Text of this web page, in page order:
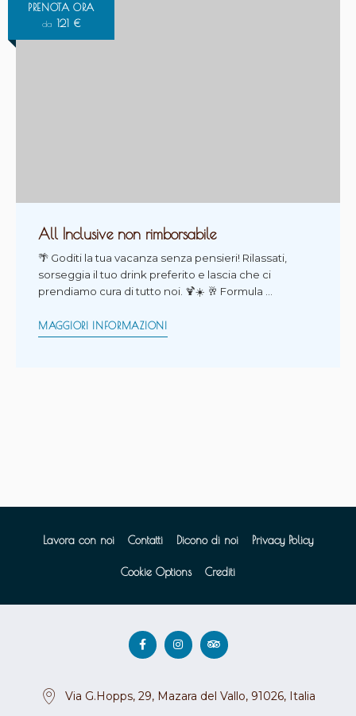
PRENOTA ORA
da 121 €
All Inclusive non rimborsabile
🌴 Goditi la tua vacanza senza pensieri! Rilassati,
sorseggia il tuo drink preferito e lascia che ci
prendiamo cura di tutto noi. 🍹☀️ 🥂 Formula …
MAGGIORI INFORMAZIONI
Lavora con noi Contatti Dicono di noi Privacy Policy
Cookie Options Crediti
Via G.Hopps, 29, Mazara del Vallo, 91026, Italia